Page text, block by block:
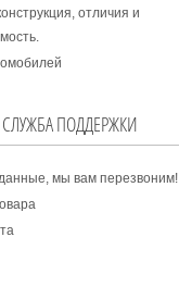
отличия и
СЛУЖБА ПОДДЕРЖКИ
мы вам перезвоним!